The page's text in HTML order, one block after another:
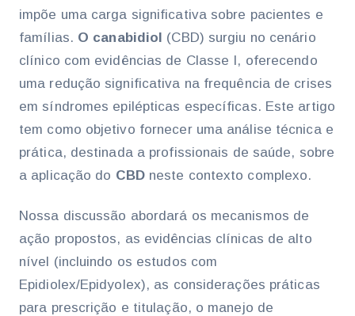
impõe uma carga significativa sobre pacientes e
famílias. O canabidiol (CBD) surgiu no cenário
clínico com evidências de Classe I, oferecendo
uma redução significativa na frequência de crises
em síndromes epilépticas específicas. Este artigo
tem como objetivo fornecer uma análise técnica e
prática, destinada a profissionais de saúde, sobre
a aplicação do CBD neste contexto complexo.
Nossa discussão abordará os mecanismos de
ação propostos, as evidências clínicas de alto
nível (incluindo os estudos com
Epidiolex/Epidyolex), as considerações práticas
para prescrição e titulação, o manejo de